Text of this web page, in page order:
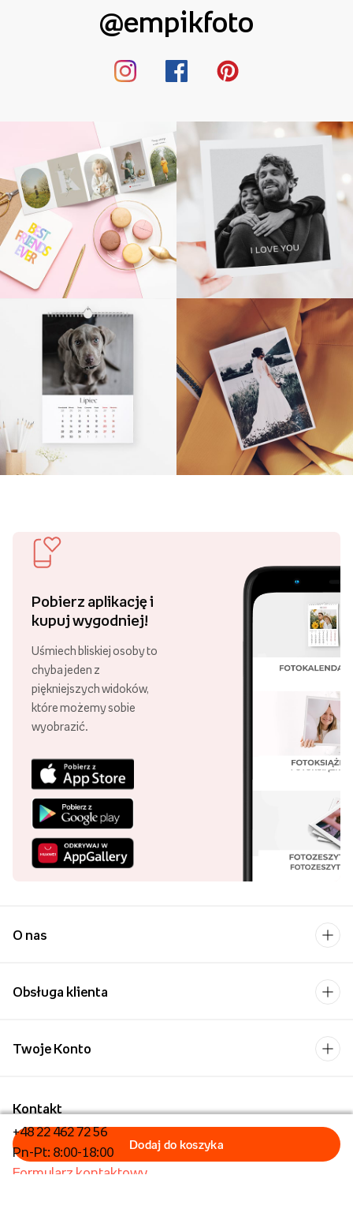
@empikfoto
Pobierz aplikację i
kupuj wygodniej!
Uśmiech bliskiej osoby to
chyba jeden z
piękniejszych widoków,
które możemy sobie
wyobrazić.
O nas
Obsługa klienta
Kontakt
+48 22 462 72 56
Pn-Pt: 8:00-18:00
Formularz kontaktowy
Twoje Konto